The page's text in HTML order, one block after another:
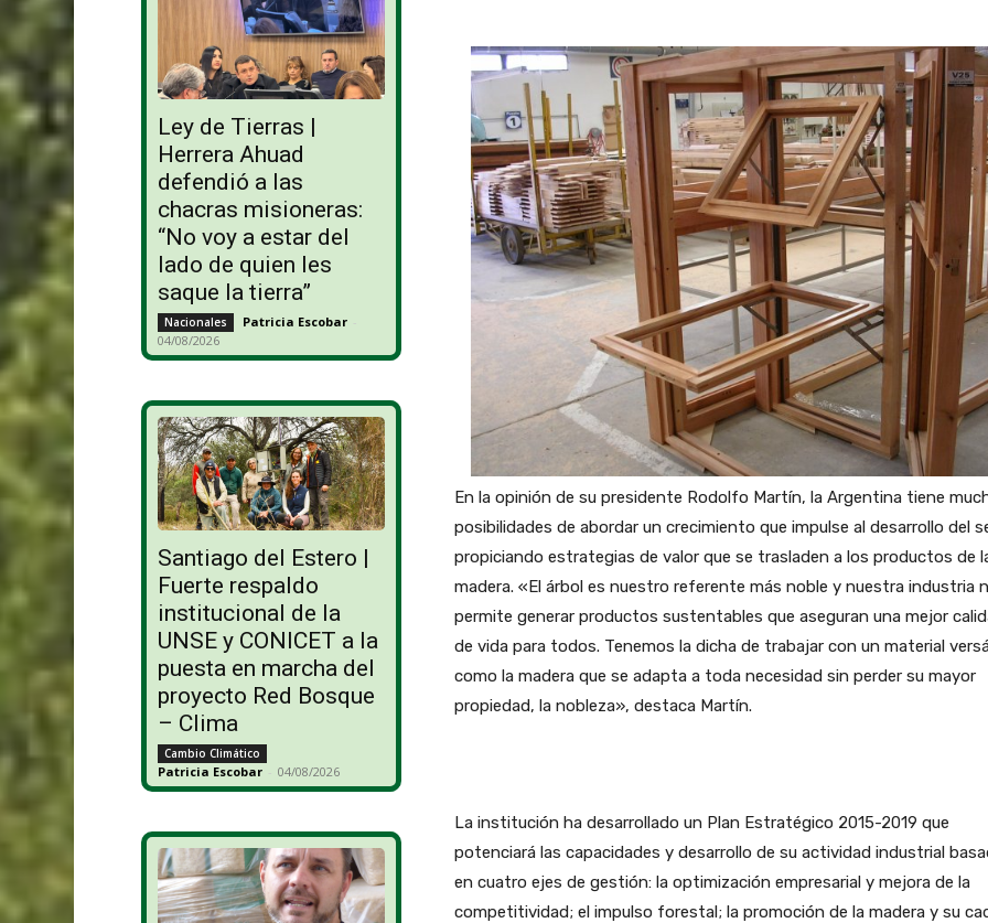
Ley de Tierras |
Herrera Ahuad
defendió a las
chacras misioneras:
“No voy a estar del
lado de quien les
saque la tierra”
Nacionales Patricia Escobar -
04/08/2026
Santiago del Estero |
Fuerte respaldo
institucional de la
UNSE y CONICET a la
puesta en marcha del
proyecto Red Bosque
– Clima
Cambio Climático
Patricia Escobar - 04/08/2026
En la opinión de su presidente Rodolfo Martín, la Argentina tiene
posibilidades de abordar un crecimiento que impulse al desarrollo del
propiciando estrategias de valor que se trasladen a los productos de
madera. «El árbol es nuestro referente más noble y nuestra industria
permite generar productos sustentables que aseguran una mejor
de vida para todos. Tenemos la dicha de trabajar con un material
como la madera que se adapta a toda necesidad sin perder su mayor
propiedad, la nobleza», destaca Martín.
La institución ha desarrollado un Plan Estratégico 2015-2019 que
potenciará las capacidades y desarrollo de su actividad industrial
en cuatro ejes de gestión: la optimización empresarial y mejora de la
competitividad; el impulso forestal; la promoción de la madera y su